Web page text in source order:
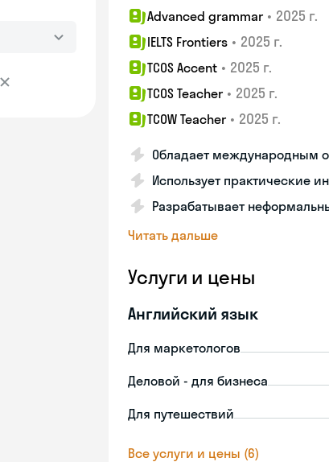
Advanced grammar • 2025 г.
IELTS Frontiers • 2025 г.
TCOS Accent • 2025 г.
TCOS Teacher • 2025 г.
TCOW Teacher • 2025 г.
Обладает международным
Использует практические
Разрабатывает
Читать дальше
Услуги и цены
Английский язык
Для маркетологов
Деловой - для бизнеса
Для путешествий
Все услуги и цены (6)